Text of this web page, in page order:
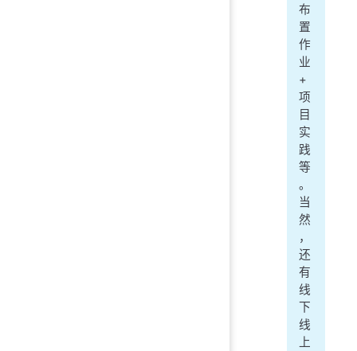
布
置
作
业
+
项
目
实
践
等
。
当
然
，
还
有
线
下
线
上